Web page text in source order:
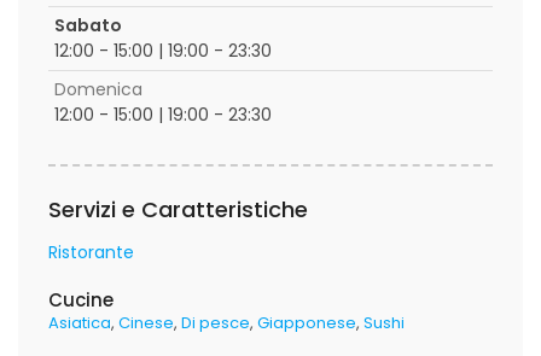
Sabato
12:00 - 15:00 | 19:00 - 23:30
Domenica
12:00 - 15:00 | 19:00 - 23:30
Servizi e Caratteristiche
Ristorante
Cucine
Asiatica Cinese Di pesce Giapponese Sushi